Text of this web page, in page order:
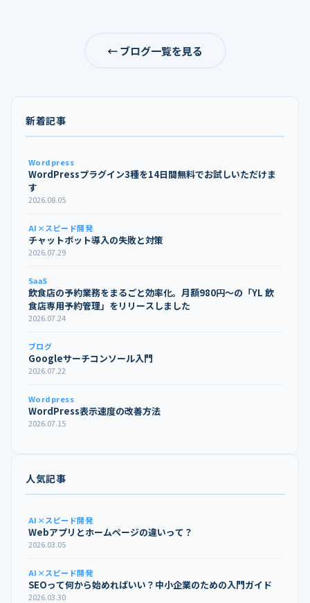
← ブログ一覧を見る
新着記事
Wordpress
WordPressプラグイン3種を14日間無料でお試しいただけま
す
2026.08.05
AI×スピード開発
チャットボット導入の失敗と対策
2026.07.29
SaaS
飲食店の予約業務をまるごと効率化。月額980円〜の「YL 飲
食店専用予約管理」をリリースしました
2026.07.24
ブログ
Googleサーチコンソール入門
2026.07.22
Wordpress
WordPress表示速度の改善方法
2026.07.15
人気記事
AI×スピード開発
Webアプリとホームページの違いって？
2026.03.05
AI×スピード開発
SEOって何から始めればいい？中小企業のための入門ガイド
2026.03.30